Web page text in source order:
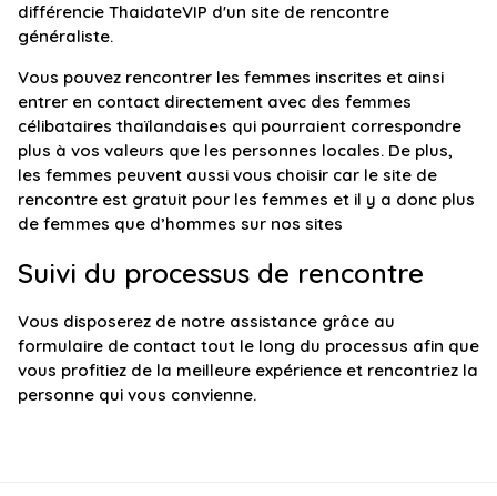
différencie ThaidateVIP d'un site de rencontre
généraliste.
Vous pouvez rencontrer les femmes inscrites et ainsi
entrer en contact directement avec des femmes
célibataires thaïlandaises qui pourraient correspondre
plus à vos valeurs que les personnes locales. De plus,
les femmes peuvent aussi vous choisir car le site de
rencontre est gratuit pour les femmes et il y a donc plus
de femmes que d’hommes sur nos sites
Suivi du processus de rencontre
Vous disposerez de notre assistance grâce au
formulaire de contact tout le long du processus afin que
vous profitiez de la meilleure expérience et rencontriez la
personne qui vous convienne.